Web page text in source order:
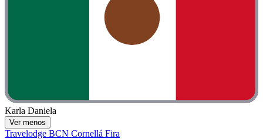
Karla Daniela
Ver menos
Travelodge BCN Cornellá Fira